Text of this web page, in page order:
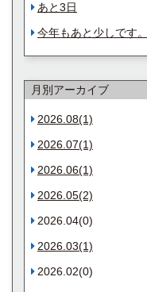
あと3日
今年もあと少しです。
月別アーカイブ
2026.08(1)
2026.07(1)
2026.06(1)
2026.05(2)
2026.04(0)
2026.03(1)
2026.02(0)